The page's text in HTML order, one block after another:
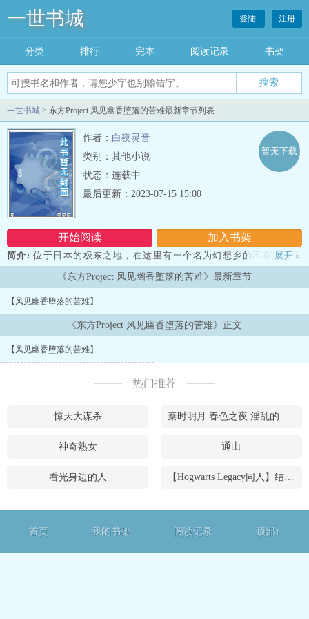
一世书城 登陆 注册
分类 排行 完本 阅读记录 书架
一世书城 > 东方Project 风见幽香堕落的苦难最新章节列表
作者： 白夜灵音
类别：其他小说
状态：连载中
开始阅读 加入书架
暂无下载
最后更新：2023-07-15 15:00
简介: 位于日本的极东之地，在这里有一个名为幻想乡的不存在人世
的地点，这是在几百年前由博丽巫女与妖怪贤者共同建立的属于妖怪
乐园。在这里只会招收异类。清晨的人之里沐浴在初升的阳光下，路
上已经或多或少有着三五个成群的行人，他们都是祖祖辈辈生活在这
有一个身穿黑色西服、黑色头发，相貌平平无奇的男生。...
展开 »
《东方Project 风见幽香堕落的苦难》最新章节
【风见幽香堕落的苦难】
《东方Project 风见幽香堕落的苦难》正文
【风见幽香堕落的苦难】
热门推荐
惊天大谋杀 秦时明月 春色之夜 淫乱的关系
神奇熟女 通山
看光身边的人 【Hogwarts Legacy同人】结束是一个新的开始
首页 我的书架 阅读记录 顶部↑